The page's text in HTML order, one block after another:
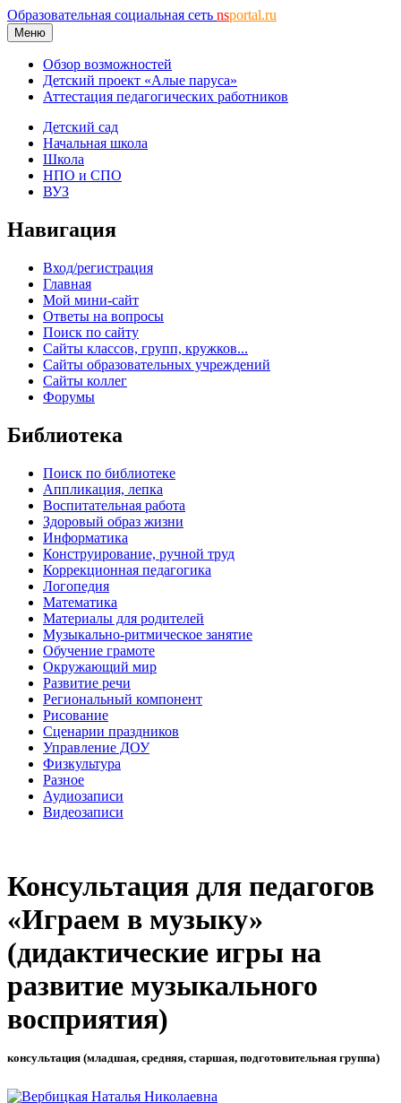
Образовательная социальная сеть nsportal.ru
Меню
Обзор возможностей
Детский проект «Алые паруса»
Аттестация педагогических работников
Детский сад
Начальная школа
Школа
НПО и СПО
ВУЗ
Навигация
Вход/регистрация
Главная
Мой мини-сайт
Ответы на вопросы
Поиск по сайту
Сайты классов, групп, кружков...
Сайты образовательных учреждений
Сайты коллег
Форумы
Библиотека
Поиск по библиотеке
Аппликация, лепка
Воспитательная работа
Здоровый образ жизни
Информатика
Конструирование, ручной труд
Коррекционная педагогика
Логопедия
Математика
Материалы для родителей
Музыкально-ритмическое занятие
Обучение грамоте
Окружающий мир
Развитие речи
Региональный компонент
Рисование
Сценарии праздников
Управление ДОУ
Физкультура
Разное
Аудиозаписи
Видеозаписи
Консультация для педагогов
«Играем в музыку»
(дидактические игры на
развитие музыкального
восприятия)
консультация (младшая, средняя, старшая, подготовительная группа)